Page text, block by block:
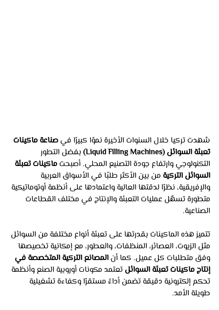
شهدت تركيا خلال السنوات الأخيرة نموًا كبيرًا في صناعة ماكينات
تعبئة السوائل (Liquid Filling Machines)
بفضل التطور
التكنولوجي وارتفاع جودة التصنيع المحلي. أصبحت ماكينات تعبئة
السوائل التركية من بين الأكثر طلبًا في الأسواق العربية
والإفريقية، نظرًا لدقتها العالية واعتمادها على أنظمة أوتوماتيكية
متطورة تسهّل عمليات التعبئة والإنتاج في مختلف القطاعات
الصناعية.
تتميز هذه الماكينات بقدرتها على تعبئة أنواع مختلفة من السوائل
مثل الزيوت، العصائر، المنظفات، والعطور، مع إمكانية تخصيصها
وفق متطلبات كل عميل. كما أن المصانع التركية المتخصصة في
إنتاج ماكينات تعبئة السوائل تعتمد مكونات أوروبية الصنع وأنظمة
تحكم إلكترونية دقيقة تضمن أداءً مستقرًا وكفاءة تشغيلية
طويلة الأمد.